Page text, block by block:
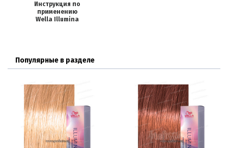
Инструкция по
применению
Wella Illumina
Популярные в разделе